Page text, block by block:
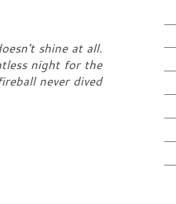
shine at all.
night for the
never dived